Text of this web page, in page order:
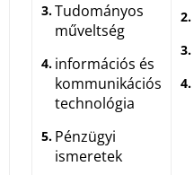
Tudományos
műveltség
információs és
kommunikációs
technológia
Pénzügyi
ismeretek